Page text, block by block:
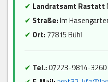
✔ Landratsamt Rastatt
✔ Straße:Im
✔ Ort:77815 Bühl
✔ Tel.:07223-9814-3260